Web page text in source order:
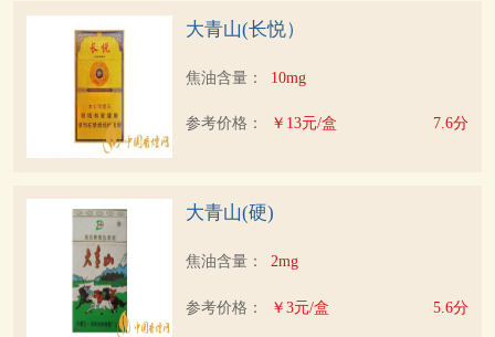
大青山(长悦）
焦油含量： 10mg
参考价格： ￥13元/盒 7.6分
大青山(硬)
焦油含量： 2mg
参考价格： ￥3元/盒 5.6分